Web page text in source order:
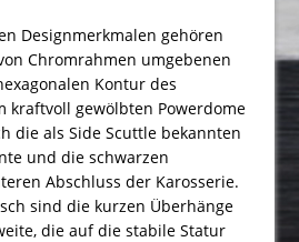
Designmerkmalen gehören
Chromrahmen umgebenen
Kontur des
kraftvoll gewölbten Powerdome
die als Side Scuttle bekannten
und die schwarzen
Abschluss der Karosserie.
sind die kurzen Überhänge
die auf die stabile Statur